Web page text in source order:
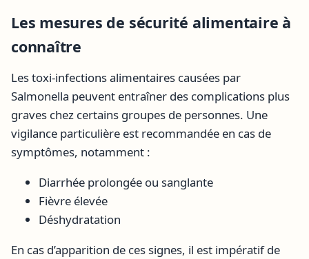
Les mesures de sécurité alimentaire à
connaître
Les toxi-infections alimentaires causées par
Salmonella peuvent entraîner des complications plus
graves chez certains groupes de personnes. Une
vigilance particulière est recommandée en cas de
symptômes, notamment :
Diarrhée prolongée ou sanglante
Fièvre élevée
Déshydratation
En cas d’apparition de ces signes, il est impératif de